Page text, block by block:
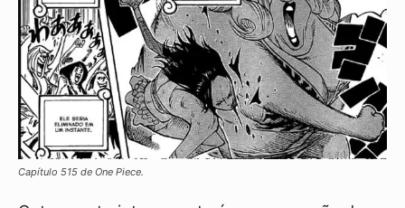
Capítulo 515 de One Piece.